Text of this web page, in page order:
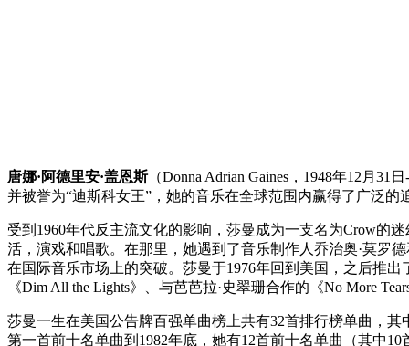
唐娜·阿德里安·盖恩斯（Donna Adrian Gaines，1948年12月31
并被誉为“迪斯科女王”，她的音乐在全球范围内赢得了广泛的
受到1960年代反主流文化的影响，莎曼成为一支名为Crow的
活，演戏和唱歌。在那里，她遇到了音乐制作人乔治奥·莫罗
在国际音乐市场上的突破。莎曼于1976年回到美国，之后推出
《Dim All the Lights》、与芭芭拉·史翠珊合作的《No More
莎曼一生在美国公告牌百强单曲榜上共有32首排行榜单曲，
第一首前十名单曲到1982年底，她有12首前十名单曲（其中